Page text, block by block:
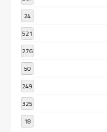
24
521
276
50
249
325
18